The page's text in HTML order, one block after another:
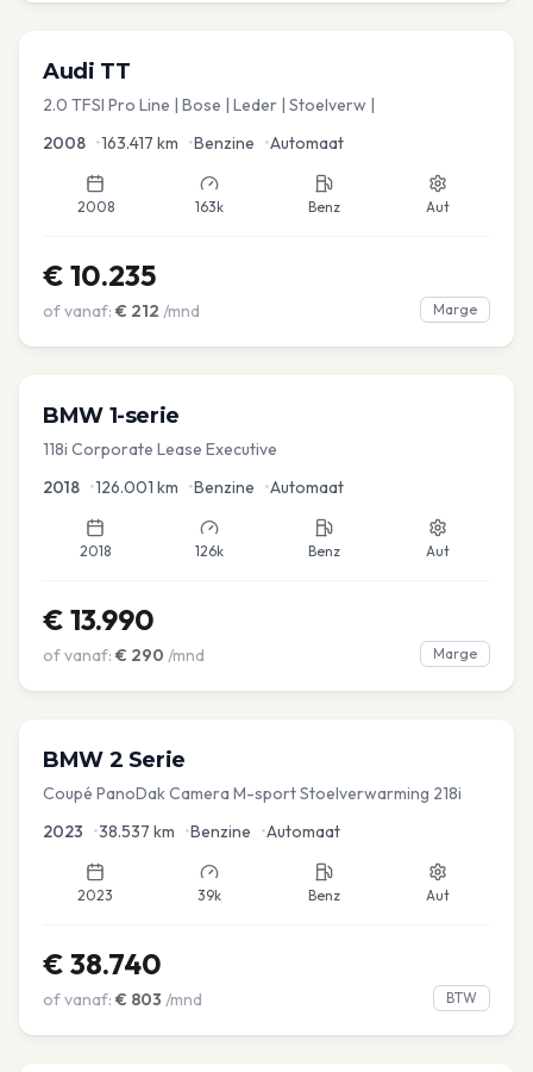
Audi TT
2.0 TFSI Pro Line | Bose | Leder | Stoelverw |
2008 •163.417 km •Benzine •Automaat
2008 163k Benz Aut
€ 10.235
of vanaf: € 212 /mnd Marge
BMW 1-serie
118i Corporate Lease Executive
2018 •126.001 km •Benzine •Automaat
2018 126k Benz Aut
€ 13.990
of vanaf: € 290 /mnd Marge
BMW 2 Serie
Coupé PanoDak Camera M-sport Stoelverwarming 218i
2023 •38.537 km •Benzine •Automaat
2023 39k Benz Aut
€ 38.740
of vanaf: € 803 /mnd BTW